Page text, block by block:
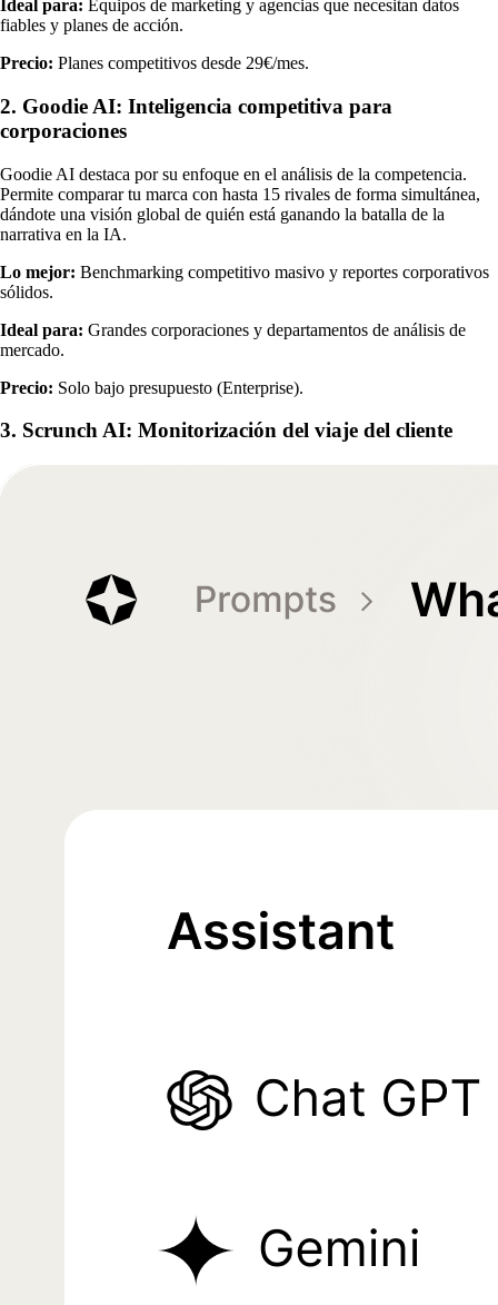
Ideal para: Equipos de marketing y agencias que necesitan datos
fiables y planes de acción.
Precio: Planes competitivos desde 29€/mes.
2. Goodie AI: Inteligencia competitiva para
corporaciones
Goodie AI destaca por su enfoque en el análisis de la competencia.
Permite comparar tu marca con hasta 15 rivales de forma simultánea,
dándote una visión global de quién está ganando la batalla de la
narrativa en la IA.
Lo mejor: Benchmarking competitivo masivo y reportes corporativos
sólidos.
Ideal para: Grandes corporaciones y departamentos de análisis de
mercado.
Precio: Solo bajo presupuesto (Enterprise).
3. Scrunch AI: Monitorización del viaje del cliente